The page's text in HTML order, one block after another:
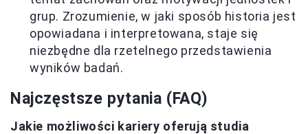
grup. Zrozumienie, w jaki sposób historia jest
opowiadana i interpretowana, staje się
niezbędne dla rzetelnego przedstawienia
wyników badań.
Najczęstsze pytania (FAQ)
Jakie możliwości kariery oferują studia